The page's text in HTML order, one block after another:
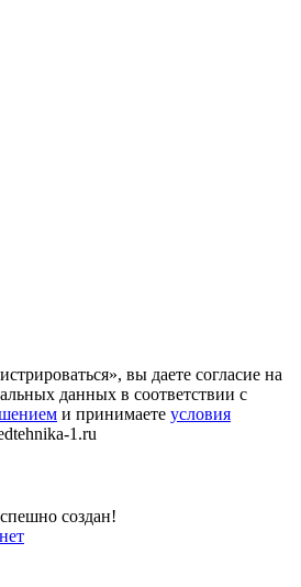
вы даете согласие на
данных в соответствии с
и принимаете условия
1.ru
создан!